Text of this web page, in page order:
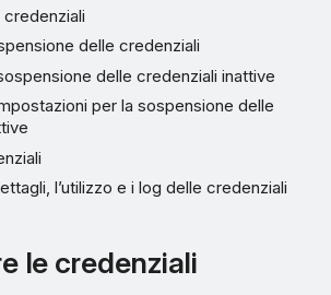
delle credenziali
delle credenziali inattive
per la sospensione delle
l’utilizzo e i log delle credenziali
le credenziali